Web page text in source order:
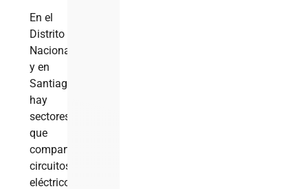
En el
Distrito
Nacional
y en
Santiago
hay
sectores
que
comparten
circuitos
eléctricos